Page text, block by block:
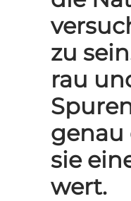
zu
rau
genau
sie
wert.